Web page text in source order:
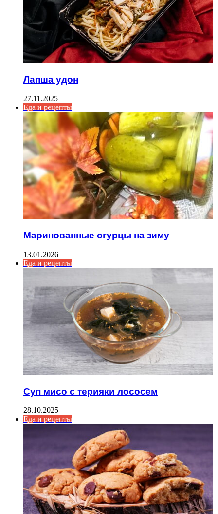
Лапша удон
27.11.2025
Еда и рецепты
Маринованные огурцы на зиму
13.01.2026
Еда и рецепты
Суп мисо с терияки лососем
28.10.2025
Еда и рецепты